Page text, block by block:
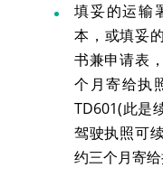
填妥的运输
本，或填妥
书兼申请表
个月寄给执
TD601(此是
驾驶执照可
约三个月寄